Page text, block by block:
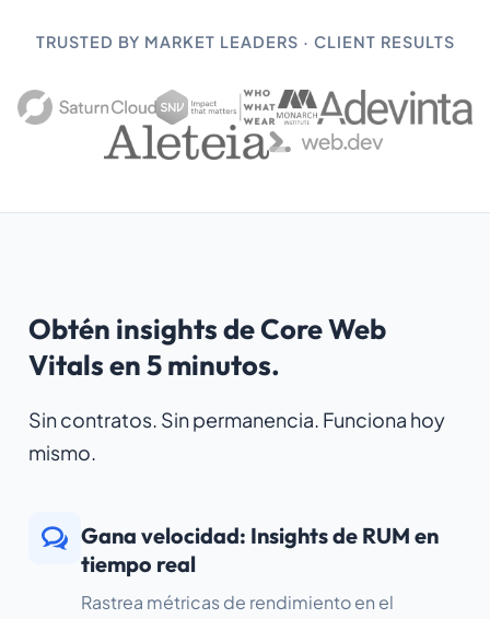
TRUSTED BY MARKET LEADERS · CLIENT RESULTS
Obtén insights de Core Web
Vitals en 5 minutos.
Sin contratos. Sin permanencia. Funciona hoy
mismo.
Gana velocidad: Insights de RUM en
tiempo real
Rastrea métricas de rendimiento en el